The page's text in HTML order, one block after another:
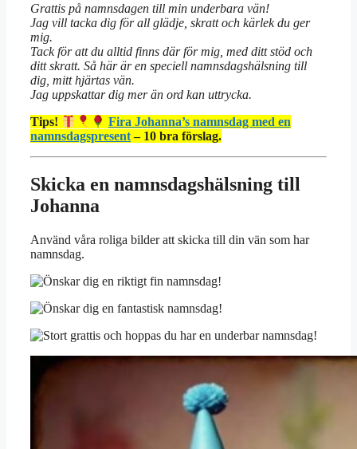
Grattis på namnsdagen till min underbara vän!
Jag vill tacka dig för all glädje, skratt och kärlek du ger
mig.
Tack för att du alltid finns där för mig, med ditt stöd och
ditt skratt. Så här är en speciell namnsdagshälsning till
dig, mitt hjärtas vän.
Jag uppskattar dig mer än ord kan uttrycka.
Tips!
Fira Johanna’s namnsdag med en
namnsdagspresent– 10 bra förslag.
Skicka en namnsdagshälsning till
Johanna
Använd våra roliga bilder att skicka till din vän som har
namnsdag.